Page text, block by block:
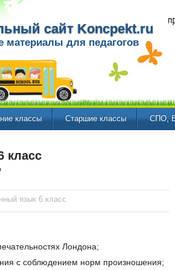
сайт Koncpekt.ru
материалы для педагогов
классы Старшие классы СПО,
класс
язык 6 класс
Лондона;
с соблюдением норм произношения;